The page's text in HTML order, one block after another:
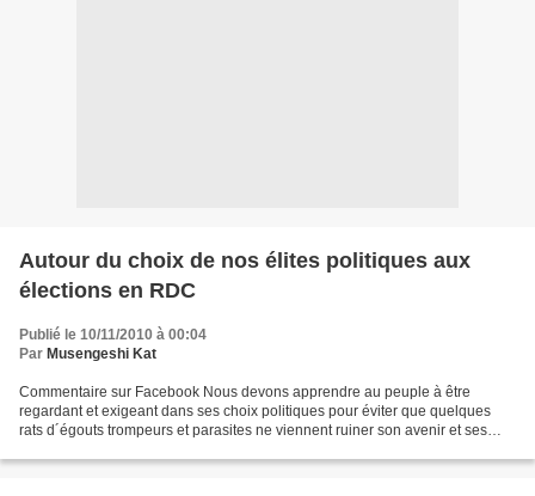
Autour du choix de nos élites politiques aux
élections en RDC
Publié le 10/11/2010 à 00:04
Par Musengeshi Kat
Commentaire sur Facebook Nous devons apprendre au peuple à être
regardant et exigeant dans ses choix politiques pour éviter que quelques
rats d´égouts trompeurs et parasites ne viennent ruiner son avenir et ses